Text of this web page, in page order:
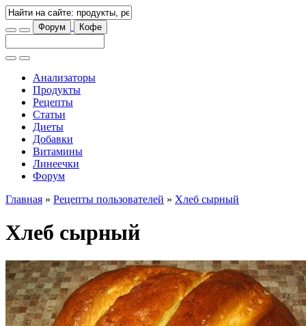
Форум Кофе
Анализаторы
Продукты
Рецепты
Статьи
Диеты
Добавки
Витамины
Линеечки
Форум
Главная » Рецепты пользователей » Хлеб сырный
Хлеб сырный